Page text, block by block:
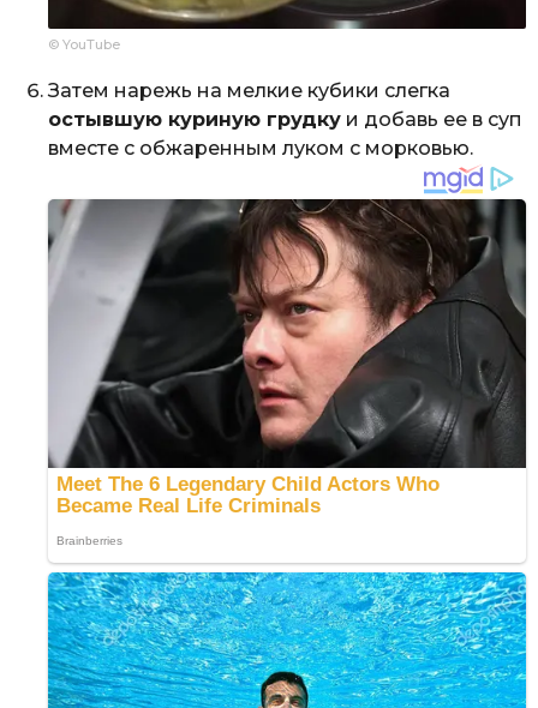
© YouTube
Затем нарежь на мелкие кубики слегка
остывшую куриную грудку и добавь ее в суп
вместе с обжаренным луком с морковью.